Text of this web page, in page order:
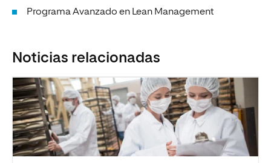
Programa Avanzado en Lean Management
Noticias relacionadas